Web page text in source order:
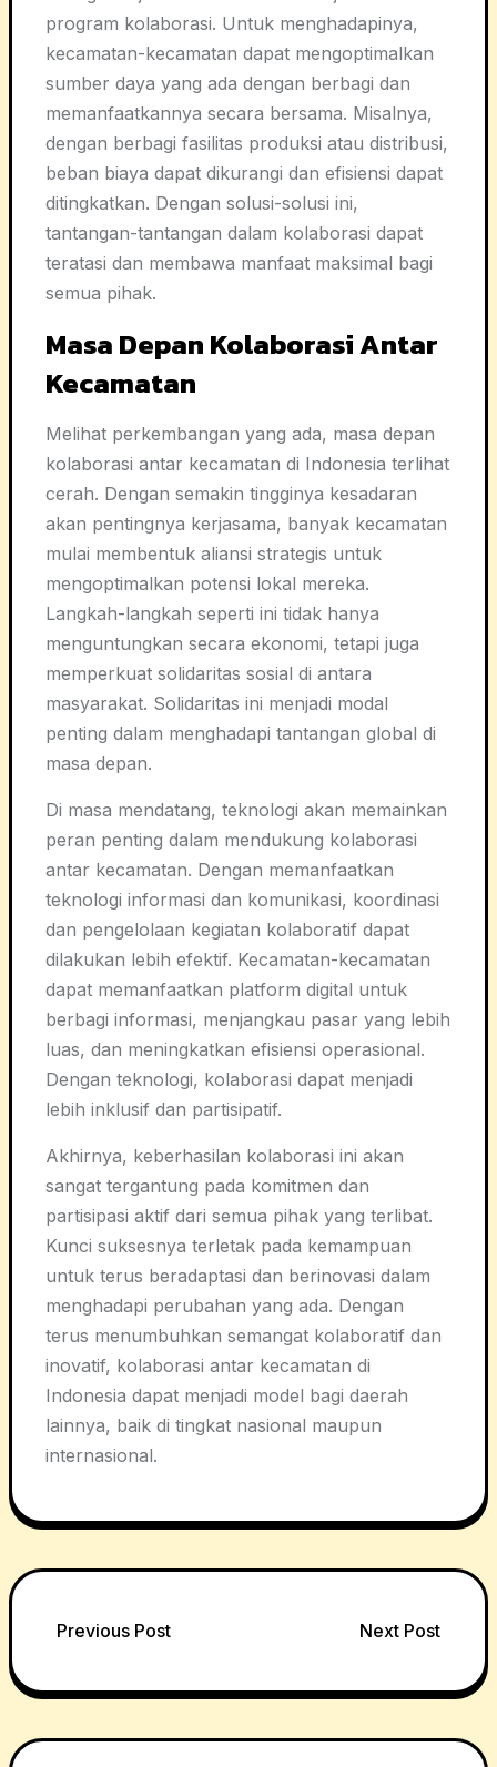
program kolaborasi. Untuk menghadapinya,
kecamatan-kecamatan dapat mengoptimalkan
sumber daya yang ada dengan berbagi dan
memanfaatkannya secara bersama. Misalnya,
dengan berbagi fasilitas produksi atau distribusi,
beban biaya dapat dikurangi dan efisiensi dapat
ditingkatkan. Dengan solusi-solusi ini,
tantangan-tantangan dalam kolaborasi dapat
teratasi dan membawa manfaat maksimal bagi
semua pihak.
Masa Depan Kolaborasi Antar
Kecamatan
Melihat perkembangan yang ada, masa depan
kolaborasi antar kecamatan di Indonesia terlihat
cerah. Dengan semakin tingginya kesadaran
akan pentingnya kerjasama, banyak kecamatan
mulai membentuk aliansi strategis untuk
mengoptimalkan potensi lokal mereka.
Langkah-langkah seperti ini tidak hanya
menguntungkan secara ekonomi, tetapi juga
memperkuat solidaritas sosial di antara
masyarakat. Solidaritas ini menjadi modal
penting dalam menghadapi tantangan global di
masa depan.
Di masa mendatang, teknologi akan memainkan
peran penting dalam mendukung kolaborasi
antar kecamatan. Dengan memanfaatkan
teknologi informasi dan komunikasi, koordinasi
dan pengelolaan kegiatan kolaboratif dapat
dilakukan lebih efektif. Kecamatan-kecamatan
dapat memanfaatkan platform digital untuk
berbagi informasi, menjangkau pasar yang lebih
luas, dan meningkatkan efisiensi operasional.
Dengan teknologi, kolaborasi dapat menjadi
lebih inklusif dan partisipatif.
Akhirnya, keberhasilan kolaborasi ini akan
sangat tergantung pada komitmen dan
partisipasi aktif dari semua pihak yang terlibat.
Kunci suksesnya terletak pada kemampuan
untuk terus beradaptasi dan berinovasi dalam
menghadapi perubahan yang ada. Dengan
terus menumbuhkan semangat kolaboratif dan
inovatif, kolaborasi antar kecamatan di
Indonesia dapat menjadi model bagi daerah
lainnya, baik di tingkat nasional maupun
internasional.
Post
navigation
Previous Post Next Post